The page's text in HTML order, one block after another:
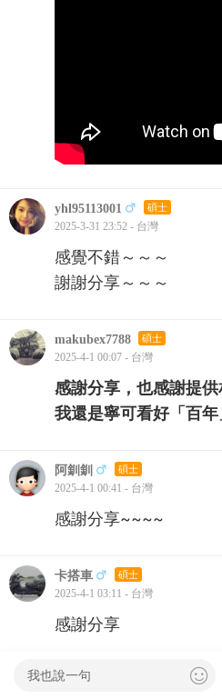
yhl95113001 碩士
2025-3-31 23:52 - 台灣
感覺不錯～～～
謝謝分享～～～
makubex7788 碩士
2025-4-1 00:07 - 台灣
感謝分享，也感謝提供
我還是寧可看好「百
阿釧釧 碩士
2025-4-1 00:41 - 台灣
感謝分享
卡搭車 碩士
2025-4-1 03:11 - 台灣
感謝分享
122138
我也說一句